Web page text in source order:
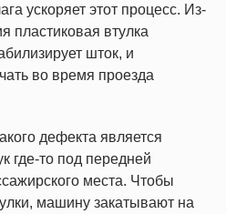
ускоряет этот процесс. Из-
пластиковая втулка
шток, и
во время проезда
дефекта является
где-то под передней
места. Чтобы
машину закатывают на